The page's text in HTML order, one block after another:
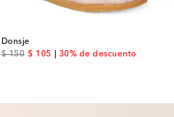
Donsje
$ 150
original price
$ 105
discount price30% de descuento